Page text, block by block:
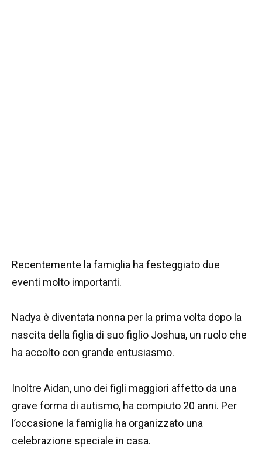
Recentemente la famiglia ha festeggiato due
eventi molto importanti.
Nadya è diventata nonna per la prima volta dopo la
nascita della figlia di suo figlio Joshua, un ruolo che
ha accolto con grande entusiasmo.
Inoltre Aidan, uno dei figli maggiori affetto da una
grave forma di autismo, ha compiuto 20 anni. Per
l’occasione la famiglia ha organizzato una
celebrazione speciale in casa.